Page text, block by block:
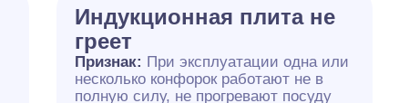
Индукционная плита не
греет
Признак: При эксплуатации одна или
несколько конфорок работают не в
полную силу, не прогревают посуду